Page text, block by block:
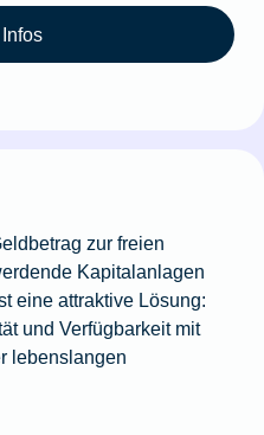
zur freien
Kapitalanlagen
eine attraktive Lösung:
und Verfügbarkeit mit
lebenslangen